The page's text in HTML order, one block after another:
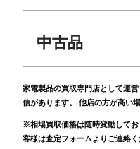
中古品
家電製品の買取専門店として運
信があります。 他店の方が高い
※相場買取価格は随時変動して
客様は査定フォームよりご連絡く